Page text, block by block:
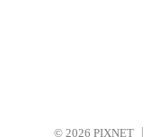
© 2026 PIXNET